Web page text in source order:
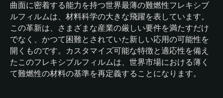
曲面に密着する能力を持つ世界最薄の難燃性フレキシブ
ルフィルムは、材料科学の大きな飛躍を表しています。
この革新は、さまざまな産業の厳しい要件を満たすだけ
でなく、かつて困難とされていた新しい応用の可能性を
開くものです。カスタマイズ可能な特徴と適応性を備え
たこのフレキシブルフィルムは、世界市場における薄く
て難燃性の材料の基準を再定義することになります。